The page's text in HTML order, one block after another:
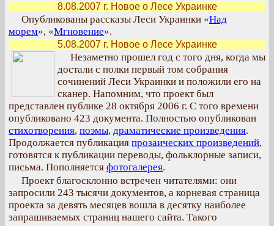
8.08.2007 г. Новое о Лесе Украинке
Опубликованы рассказы Леси Украинки «Над
морем», «Мгновение».
5.08.2007 г. Новое о Лесе Украинке
Незаметно прошел год с того дня, когда мы
достали с полки первый том собрания
сочинений Леси Украинки и положили его на
сканер. Напомним, что проект был
представлен публике 28 октября 2006 г. С того времени
опубликовано 423 документа. Полностью опубликован
стихотворения, поэмы, драматические произведения.
Продолжается публикация прозаических произведений,
готовятся к публикации переводы, фольклорные записи,
письма. Пополняется фотогалерея.
Проект благосклонно встречен читателями: они
запросили 243 тысячи документов, а корневая страница
проекта за девять месяцев вошла в десятку наиболее
запрашиваемых страниц нашего сайта. Такого